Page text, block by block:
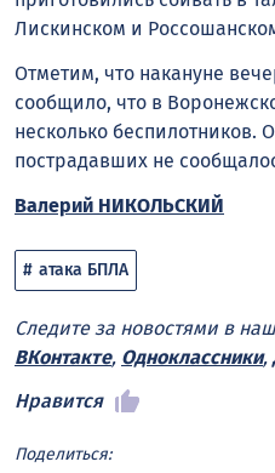
Лискинском и
Отметим, что накануне
сообщило, что в
несколько беспилотников.
пострадавших не
Валерий НИКОЛЬСКИЙ
атака БПЛА
Следите за новостями в
ВКонтакте, Одноклассники,
Нравится
Поделиться: